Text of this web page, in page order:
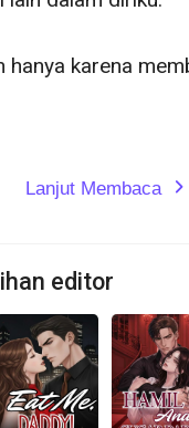
Lanjut Membaca expand_more
editor